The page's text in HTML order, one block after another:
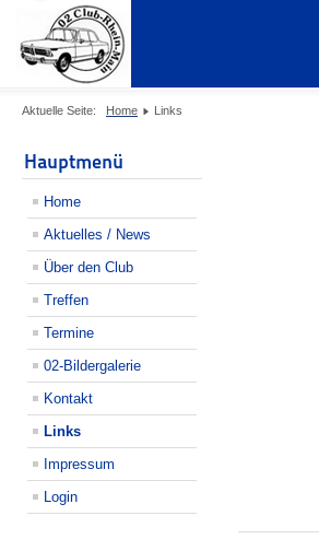
Aktuelle Seite: Home Links
Hauptmenü
Home
Aktuelles / News
Über den Club
Treffen
Termine
02-Bildergalerie
Kontakt
Links
Impressum
Login